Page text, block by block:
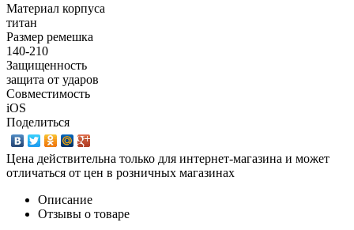
Материал корпуса
титан
Размер ремешка
140-210
Защищенность
защита от ударов
Совместимость
iOS
Поделиться
Цена действительна только для интернет-магазина и может
отличаться от цен в розничных магазинах
Описание
Отзывы о товаре